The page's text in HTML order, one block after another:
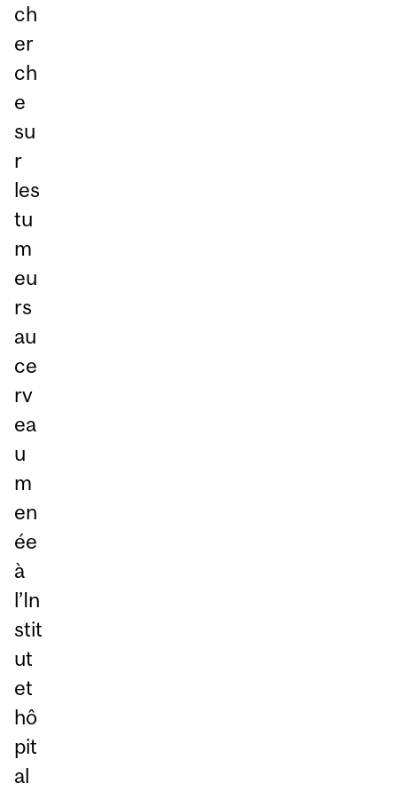
ch
er
ch
e
su
r
les
tu
m
eu
rs
au
ce
rv
ea
u
m
en
ée
à
l’In
stit
ut
et
hô
pit
al